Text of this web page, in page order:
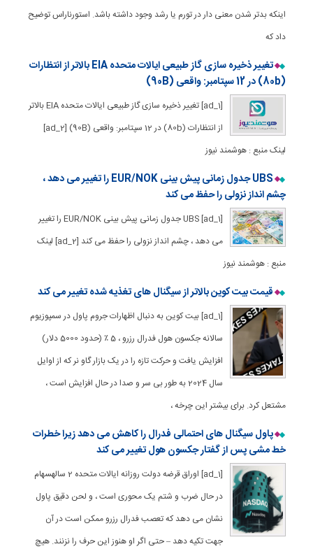
اینکه بدتر شدن معنی دار در تورم یا رشد وجود داشته باشد. استورناراس توضیح
داد که
تغییر ذخیره سازی گاز طبیعی ایالات متحده EIA بالاتر از انتظارات
(80b) در 12 سپتامبر: واقعی (90B)
[ad_1] تغییر ذخیره سازی گاز طبیعی ایالات متحده EIA بالاتر
از انتظارات (80b) در 12 سپتامبر: واقعی (90B) [ad_2]
لینک منبع : هوشمند نیوز
UBS جدول زمانی پیش بینی EUR/NOK را تغییر می دهد ،
چشم انداز نزولی را حفظ می کند
[ad_1] UBS جدول زمانی پیش بینی EUR/NOK را تغییر
می دهد ، چشم انداز نزولی را حفظ می کند [ad_2] لینک
منبع : هوشمند نیوز
قیمت بیت کوین بالاتر از سیگنال های تغذیه شده تغییر می کند
[ad_1] بیت کوین به دنبال اظهارات جروم پاول در سمپوزیوم
سالانه جکسون هول فدرال رزرو ، 5 ٪ (حدود 5000 دلار)
افزایش یافت و حرکت تازه را در یک بازار گاو نر که از اوایل
سال 2024 به طور بی سر و صدا در حال افزایش است ،
مشتعل کرد. برای بیشتر این چرخه ،
پاول سیگنال های احتمالی فدرال را کاهش می دهد زیرا خطرات
خط مشی پس از گفتار جکسون هول تغییر می کند
[ad_1] اوراق قرضه دولت روزانه ایالات متحده 2 سالهسهام
در حال ضرب و شتم یک محوری است ، و لحن دقیق پاول
نشان می دهد که تعصب فدرال رزرو ممکن است در آن
جهت تکیه دهد – حتی اگر او هنوز این حرف را نزنند. هیچ